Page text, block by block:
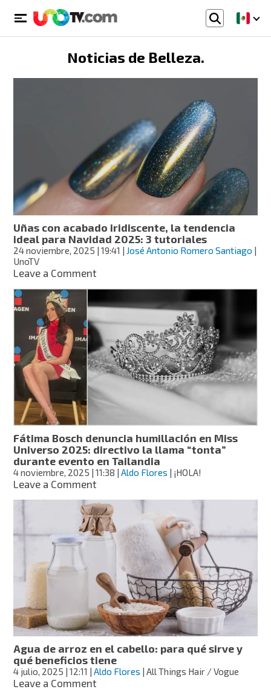
Noticias de Belleza.
Uñas con acabado iridiscente, la tendencia
ideal para Navidad 2025: 3 tutoriales
24 noviembre, 2025 | 19:41 | José Antonio Romero Santiago |
UnoTV
Leave a Commenton
acabado
iridiscente,
la
tendencia
ideal
para
Navidad
2025:
3
Fátima Bosch denuncia humillación en Miss
Universo 2025: directivo la llama “tonta”
durante evento en Tailandia
4 noviembre, 2025 | 11:38 |Aldo Flores | ¡HOLA!
Leave a Commenton
Bosch
denuncia
humillación
en
Universo
2025:
directivo
la
llama
“tonta”
durante
evento
en
Tailandia
Agua de arroz en el cabello: para qué sirve y
qué beneficios tiene
4 julio, 2025 | 12:11 |Aldo Flores | All Things Hair / Vogue
Leave a Commenton